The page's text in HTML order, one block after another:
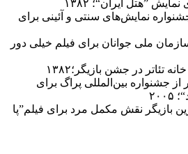
”هتل ایران“؛ ۱۳۸۲
نمایش‌های سنتی و آئینی برای
ملی جوانان برای فیلم خیلی دور
تئاتر در جشن بازیگر؛۱۳۸۲
از جشنواره بین‌المللی پراگ برای
بازیگر نقش مکمل مرد برای فیلم”پا